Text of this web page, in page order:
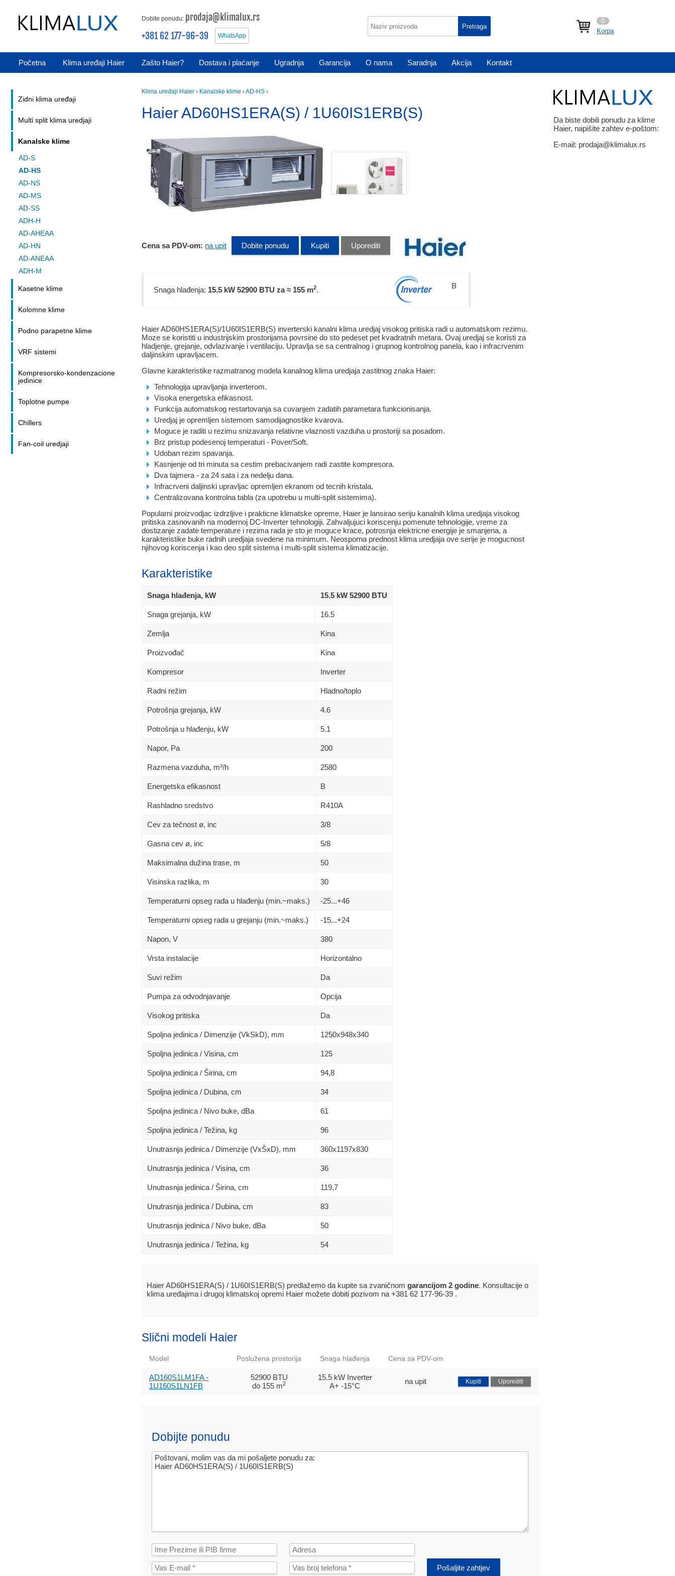
Dobite ponudu: prodaja@klimalux.rs
+381 62 177-96-39
WhatsApp
Pretraga
0
Korpa
Početna Klima uređaji Haier Zašto Haier? Dostava i plaćanje Ugradnja Garancija O nama Saradnja Akcija Kontakt
Klima uređaji Haier › Kanalske klime ›AD-HS ›
Haier AD60HS1ERA(S) / 1U60IS1ERB(S)
Cena sa PDV-om: na upit Dobite ponudu Kupiti Uporediti
Snaga hlađenja: 15.5 kW 52900 BTU za ≈ 155 m2. B
Haier AD60HS1ERA(S)/1U60IS1ERB(S) inverterski kanalni klima uredjaj visokog pritiska radi u automatskom rezimu.
Moze se koristiti u industrijskim prostorijama povrsine do sto pedeset pet kvadratnih metara. Ovaj uredjaj se koristi za
hladjenje, grejanje, odvlazivanje i ventilaciju. Upravlja se sa centralnog i grupnog kontrolnog panela, kao i infracrvenim
daljinskim upravljacem.
Glavne karakteristike razmatranog modela kanalnog klima uredjaja zastitnog znaka Haier:
Tehnologija upravljanja inverterom.
Visoka energetska efikasnost.
Funkcija automatskog restartovanja sa cuvanjem zadatih parametara funkcionisanja.
Uredjaj je opremljen sistemom samodijagnostike kvarova.
Moguce je raditi u rezimu snizavanja relativne vlaznosti vazduha u prostoriji sa posadom.
Brz pristup podesenoj temperaturi - Pover/Soft.
Udoban rezim spavanja.
Kasnjenje od tri minuta sa cestim prebacivanjem radi zastite kompresora.
Dva tajmera - za 24 sata i za nedelju dana.
Infracrveni daljinski upravljac opremljen ekranom od tecnih kristala.
Centralizovana kontrolna tabla (za upotrebu u multi-split sistemima).
Popularni proizvodjac izdrzljive i prakticne klimatske opreme, Haier je lansirao seriju kanalnih klima uredjaja visokog
pritiska zasnovanih na modernoj DC-Inverter tehnologiji. Zahvaljujuci koriscenju pomenute tehnologije, vreme za
dostizanje zadate temperature i rezima rada je sto je moguce krace, potrosnja elektricne energije je smanjena, a
karakteristike buke radnih uredjaja svedene na minimum. Neosporna prednost klima uredjaja ove serije je mogucnost
njihovog koriscenja i kao deo split sistema i multi-split sistema klimatizacije.
Karakteristike
Snaga hlađenja, kW 15.5 kW 52900 BTU
Snaga grejanja, kW 16.5
Zemlja Kina
Proizvođač Kina
Kompresor Inverter
Radni režim Hladno/toplo
Potrošnja grejanja, kW 4.6
Potrošnja u hlađenju, kW 5.1
Napor, Pa 200
Razmena vazduha, m³/h 2580
Energetska efikasnost B
Rashladno sredstvo R410A
Cev za tečnost ø, inc 3/8
Gasna cev ø, inc 5/8
Maksimalna dužina trase, m 50
Visinska razlika, m 30
Temperaturni opseg rada u hlađenju (min.~maks.) -25...+46
Temperaturni opseg rada u grejanju (min.~maks.) -15...+24
Napon, V 380
Vrsta instalacije Horizontalno
Suvi režim Da
Pumpa za odvodnjavanje Opcija
Visokog pritiska Da
Spoljna jedinica / Dimenzije (VkSkD), mm 1250х948х340
Spoljna jedinica / Visina, сm 125
Spoljna jedinica / Širina, сm 94,8
Spoljna jedinica / Dubina, сm 34
Spoljna jedinica / Nivo buke, dBa 61
Spoljna jedinica / Težina, kg 96
Unutrasnja jedinica / Dimenzije (VxŠxD), mm 360х1197х830
Unutrasnja jedinica / Visina, сm 36
Unutrasnja jedinica / Širina, сm 119,7
Unutrasnja jedinica / Dubina, сm 83
Unutrasnja jedinica / Nivo buke, dBa 50
Unutrasnja jedinica / Težina, kg 54
Haier AD60HS1ERA(S) / 1U60IS1ERB(S) predlažemo da kupite sa zvaničnom garancijom 2 godine. Konsultacije o
klima uređajima i drugoj klimatskoj opremi Haier možete dobiti pozivom na +381 62 177-96-39 .
Slični modeli Haier
Model Poslužena prostorija Snaga hlađenja Cena sa PDV-om
AD160S1LM1FA -
1U160S1LN1FB
52900 BTU
do 155 m2
15.5 kW Inverter
A+ -15°C
na upit Kupiti Uporediti
Dobijte ponudu
Pošaljite zahtjev
Zidni klima uređaji
Multi split klima uredjaji
Kanalske klime
AD-S
AD-HS
AD-NS
AD-MS
AD-SS
ADH-H
AD-AHEAA
AD-HN
AD-ANEAA
ADH-M
Kasetne klime
Kolomne klime
Podno parapetne klime
VRF sistemi
Kompresorsko-kondenzacione
jedinice
Toplotne pumpe
Chillers
Fan-coil uredjaji
Da biste dobili ponudu za klime
Haier, napišite zahtev e-poštom:
E-mail: prodaja@klimalux.rs